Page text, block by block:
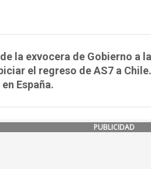
la exvocera de Gobierno a
el regreso de AS7 a
España.
PUBLICIDAD